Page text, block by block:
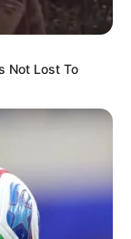
Not Lost To